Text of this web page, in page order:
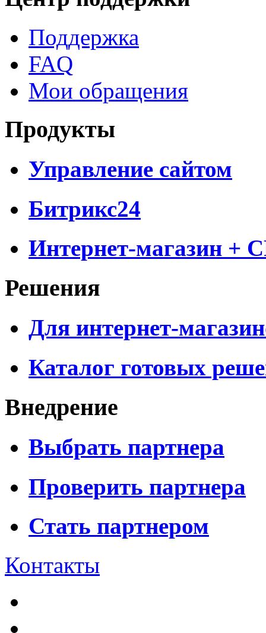
Поддержка
FAQ
Мои обращения
Продукты
Управление сайтом
Битрикс24
Интернет-магазин +
Решения
Для интернет-
Каталог готовых
Внедрение
Выбрать партнера
Проверить партнера
Стать партнером
Контакты